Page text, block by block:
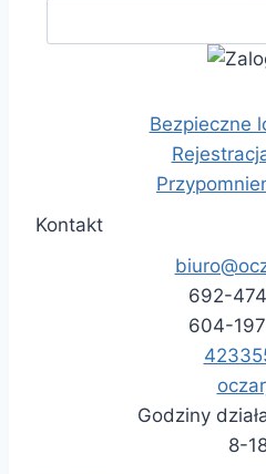
Bezpieczne
Kontakt
692-
604-
Godziny
8-